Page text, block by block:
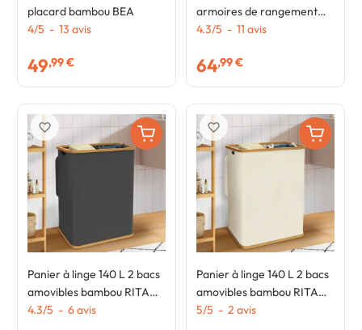
placard bambou BEA
4/5 - 13 avis
49,99 €
armoires de rangement
bambou BEA
4.3/5 - 11 avis
64,99 €
Panier à linge 140 L 2 bacs
amovibles bambou RITA
tissu gris anthracite
4.3/5 - 6avis
favorite_border
Panier à linge 140 L 2 bacs
amovibles bambou RITA
tissu écru
5/5 - 2 avis
favorite_border